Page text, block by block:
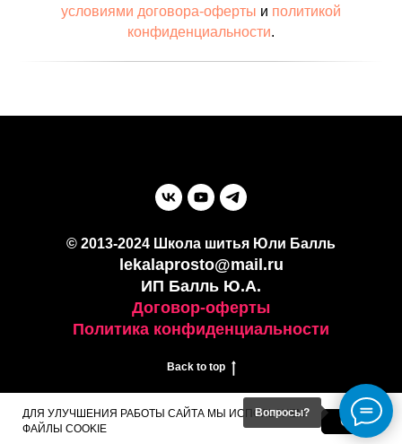
ДЛЯ УЛУЧШЕНИЯ РАБОТЫ САЙТА МЫ ИСПОЛЬЗУЕМ
ФАЙЛЫ COOKIE
OK
Вопросы?
условиями договора-оферты и политикой
конфиденциальности.
© 2013-2024 Школа шитья Юли Балль
lekalaprosto@mail.ru
ИП Балль Ю.А.
Договор-оферты
Политика конфиденциальности
Back to top